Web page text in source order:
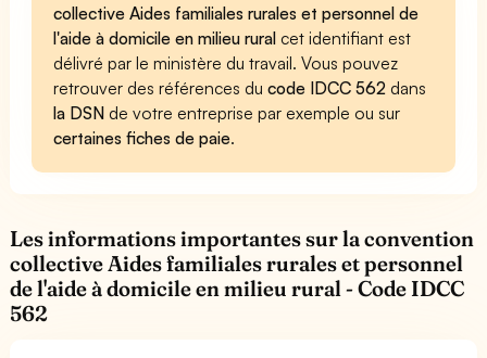
collective Aides familiales rurales et personnel de
l'aide à domicile en milieu rural cet identifiant est
délivré par le ministère du travail. Vous pouvez
retrouver des références ducode IDCC 562 dans
la DSN de votre entreprise par exemple ou sur
certaines fiches de paie.
Les informations importantes sur la convention
collective Aides familiales rurales et personnel
de l'aide à domicile en milieu rural - Code IDCC
562